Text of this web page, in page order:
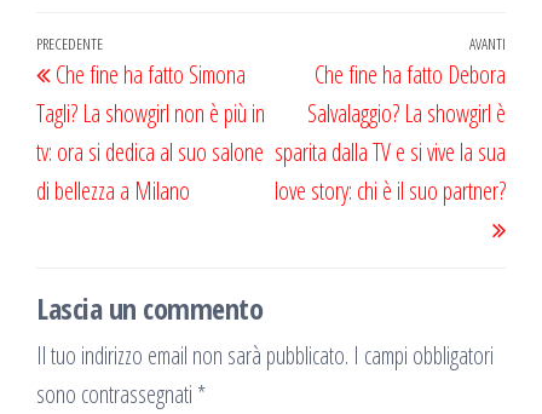
Navigazione
articoli
Articolo
precedente
PRECEDENTE
Che fine ha fatto Simona
Tagli? La showgirl non è più in
tv: ora si dedica al suo salone
di bellezza a Milano
AVANTI
Che fine ha fatto Debora
Salvalaggio? La showgirl è
sparita dalla TV e si vive la sua
love story: chi è il suo partner?
Lascia un commento
Il tuo indirizzo email non sarà pubblicato. I campi obbligatori
sono contrassegnati *